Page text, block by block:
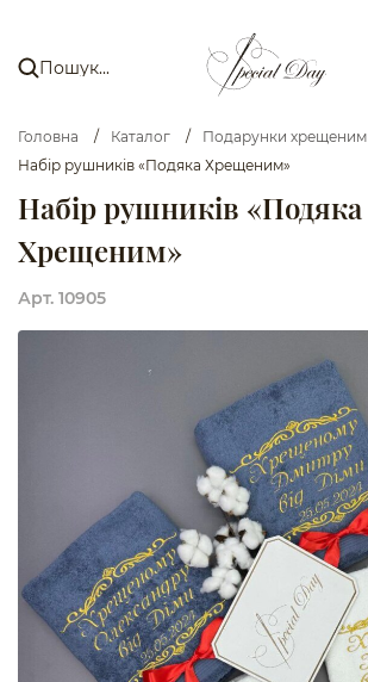
Головна / Каталог / Подарунки хрещеним
Набір рушників «Подяка Хрещеним»
Набір рушників «Подяка
Хрещеним»
Арт. 10905